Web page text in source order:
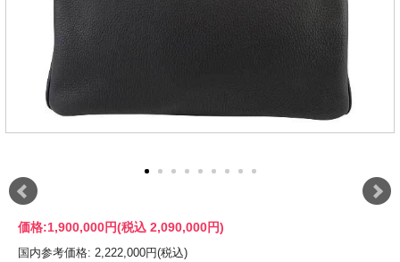
価格:1,900,000円(税込 2,090,000円)
国内参考価格: 2,222,000円(税込)